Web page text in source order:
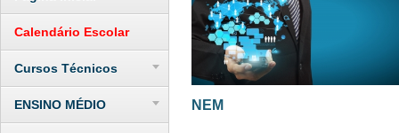
Calendário Escolar
Cursos Técnicos
ENSINO MÉDIO NEM